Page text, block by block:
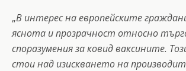
„В интерес на европейските
яснота и прозрачност относно
споразумения за ковид ваксините.
стои над изискването на